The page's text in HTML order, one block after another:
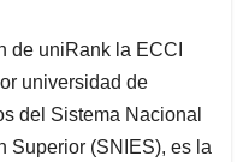
de uniRank la ECCI
universidad de
del Sistema Nacional
Superior (SNIES), es la